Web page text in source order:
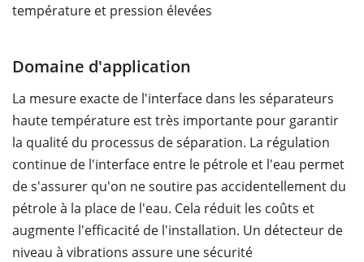
température et pression élevées
Domaine d'application
La mesure exacte de l'interface dans les séparateurs
haute température est très importante pour garantir
la qualité du processus de séparation. La régulation
continue de l'interface entre le pétrole et l'eau permet
de s'assurer qu'on ne soutire pas accidentellement du
pétrole à la place de l'eau. Cela réduit les coûts et
augmente l'efficacité de l'installation. Un détecteur de
niveau à vibrations assure une sécurité